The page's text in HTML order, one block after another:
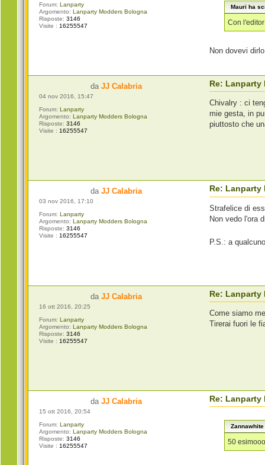
Forum: Lanparty
Argomento: Lanparty Modders Bologna
Risposte: 3146
Visite : 16255547
Mauri ha
Con
Non dovevi
daJJ Calabria
04 nov 2016, 15:47
Forum: Lanparty
Argomento: Lanparty Modders Bologna
Risposte: 3146
Visite : 16255547
Re: Lanparty
Chivalry : ci
mie gesta, in
piuttosto che
daJJ Calabria
03 nov 2016, 17:10
Forum: Lanparty
Argomento: Lanparty Modders Bologna
Risposte: 3146
Visite : 16255547
Re: Lanparty
Strafelice di
Non vedo l'ora
P.S.: a
daJJ Calabria
16 ott 2016, 20:25
Forum: Lanparty
Argomento: Lanparty Modders Bologna
Risposte: 3146
Visite : 16255547
Re: Lanparty
Come siamo
Tirerai fuori le
daJJ Calabria
15 ott 2016, 20:54
Forum: Lanparty
Argomento: Lanparty Modders Bologna
Risposte: 3146
Visite : 16255547
Re: Lanparty
50